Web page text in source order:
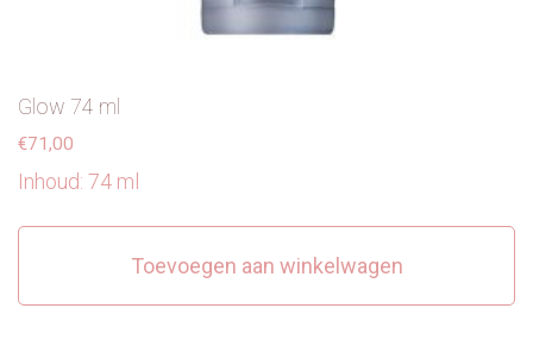
Glow 74 ml
€71,00
Inhoud: 74 ml
Toevoegen aan winkelwagen